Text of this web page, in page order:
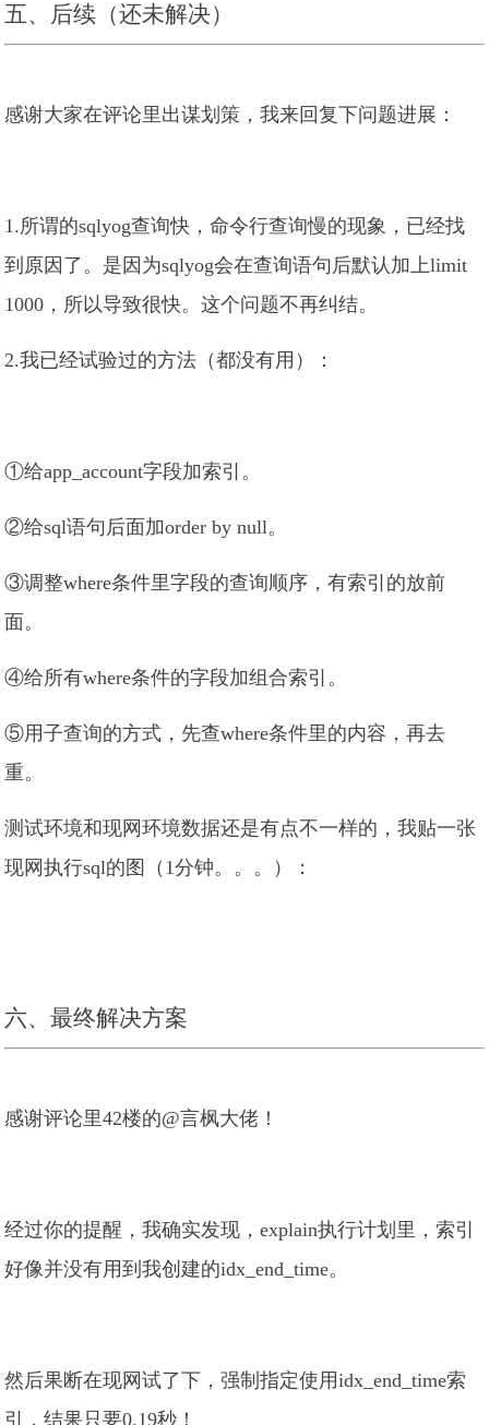
五、后续（还未解决）
感谢大家在评论里出谋划策，我来回复下问题进展：
1.所谓的sqlyog查询快，命令行查询慢的现象，已经找
到原因了。是因为sqlyog会在查询语句后默认加上limit
1000，所以导致很快。这个问题不再纠结。
2.我已经试验过的方法（都没有用）：
①给app_account字段加索引。
②给sql语句后面加order by null。
③调整where条件里字段的查询顺序，有索引的放前
面。
④给所有where条件的字段加组合索引。
⑤用子查询的方式，先查where条件里的内容，再去
重。
测试环境和现网环境数据还是有点不一样的，我贴一张
现网执行sql的图（1分钟。。。）：
六、最终解决方案
感谢评论里42楼的@言枫大佬！
经过你的提醒，我确实发现，explain执行计划里，索引
好像并没有用到我创建的idx_end_time。
然后果断在现网试了下，强制指定使用idx_end_time索
引，结果只要0.19秒！